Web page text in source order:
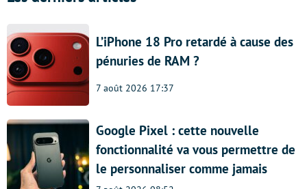
L’iPhone 18 Pro retardé à cause des
pénuries de RAM ?
7 août 2026 17:37
Google Pixel : cette nouvelle
fonctionnalité va vous permettre de
le personnaliser comme jamais